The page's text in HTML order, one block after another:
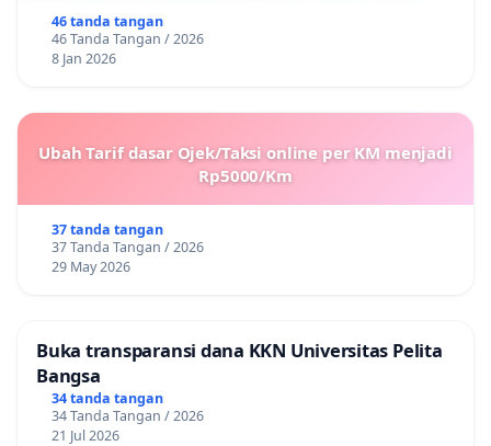
46 tanda tangan
46 Tanda Tangan / 2026
8 Jan 2026
Ubah Tarif dasar Ojek/Taksi online per KM menjadi
Rp5000/Km
37 tanda tangan
37 Tanda Tangan / 2026
29 May 2026
Buka transparansi dana KKN Universitas Pelita
Bangsa
34 tanda tangan
34 Tanda Tangan / 2026
21 Jul 2026